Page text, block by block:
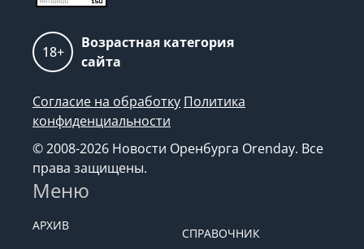
18+
Возрастная категория
сайта
Согласие на обработку Политика
конфиденциальности
© 2008-2026 Новости Оренбурга Orenday. Все
права защищены.
Меню
АРХИВ
СПРАВОЧНИК